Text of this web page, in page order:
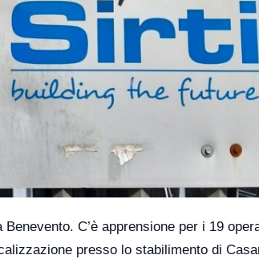
C’è apprensione per i 19
presso lo stabilimento di